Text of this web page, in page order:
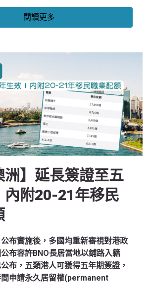
閱讀更多
洲】延長簽證至五
內附20-21年移民
公布實施後，多國均重新審視對港政
布容許BNO長居當地以鋪路入籍
布，五類港人可獲得五年期簽證，
申請永久居留權(permanent